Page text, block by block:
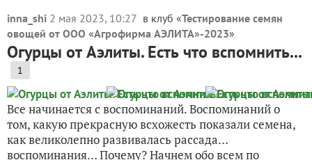
inna_shi 2 мая 2023, 10:27 в клуб «Тестирование семян
овощей от ООО «Агрофирма АЭЛИТА»-2023»
Огурцы от Аэлиты. Есть что вспомнить...
1
Все начинается с воспоминаний. Воспоминаний о
том, какую прекрасную всхожесть показали семена,
как великолепно развивалась рассада…
воспоминания… Почему? Начнем обо всем по